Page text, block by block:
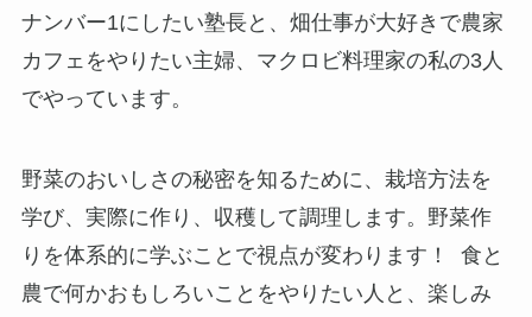
ナンバー1にしたい塾長と、畑仕事が大好きで農家
カフェをやりたい主婦、マクロビ料理家の私の3人
でやっています。
野菜のおいしさの秘密を知るために、栽培方法を
学び、実際に作り、収穫して調理します。野菜作
りを体系的に学ぶことで視点が変わります！ 食と
農で何かおもしろいことをやりたい人と、楽しみ